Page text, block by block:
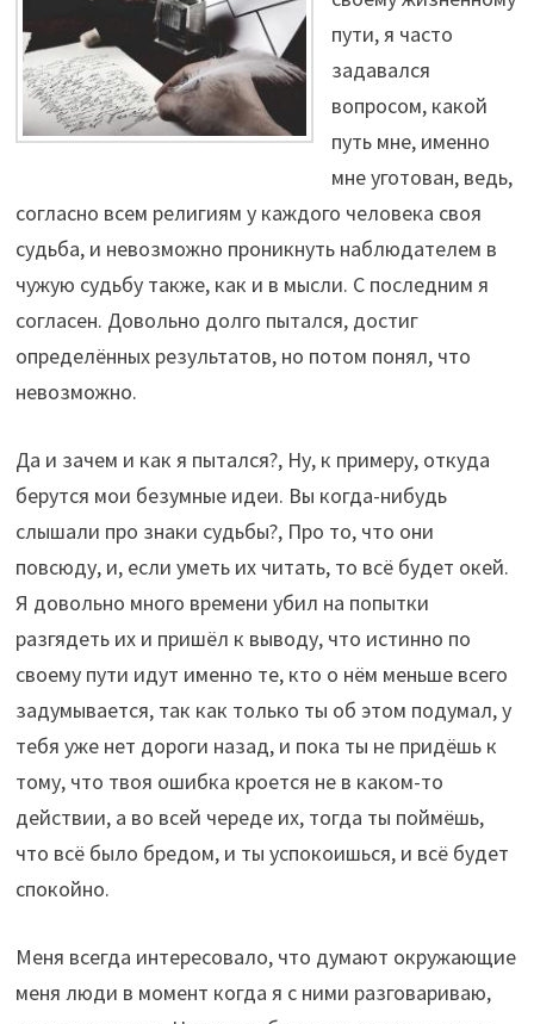
пути, я часто
задавался
вопросом, какой
путь мне, именно
мне уготован, ведь,
согласно всем религиям у каждого человека своя
судьба, и невозможно проникнуть наблюдателем в
чужую судьбу также, как и в мысли. С последним я
согласен. Довольно долго пытался, достиг
определённых результатов, но потом понял, что
невозможно.
Да и зачем и как я пытался?, Ну, к примеру, откуда
берутся мои безумные идеи. Вы когда-нибудь
слышали про знаки судьбы?, Про то, что они
повсюду, и, если уметь их читать, то всё будет окей.
Я довольно много времени убил на попытки
разгядеть их и пришёл к выводу, что истинно по
своему пути идут именно те, кто о нём меньше всего
задумывается, так как только ты об этом подумал, у
тебя уже нет дороги назад, и пока ты не придёшь к
тому, что твоя ошибка кроется не в каком-то
действии, а во всей череде их, тогда ты поймёшь,
что всё было бредом, и ты успокоишься, и всё будет
спокойно.
Меня всегда интересовало, что думают окружающие
меня люди в момент когда я с ними разговариваю,